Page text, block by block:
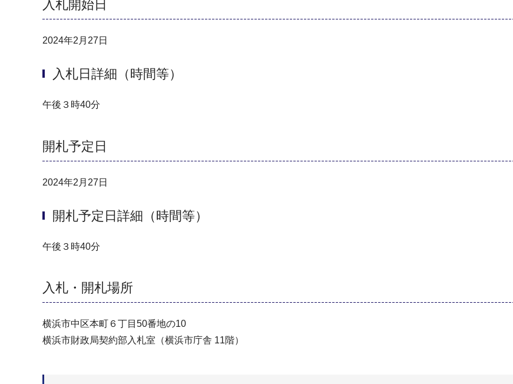
入札開始日
2024年2月27日
入札日詳細（時間等）
午後３時40分
開札予定日
2024年2月27日
開札予定日詳細（時間等）
午後３時40分
入札・開札場所
横浜市中区本町６丁目50番地の10
横浜市財政局契約部入札室（横浜市庁舎 11階）